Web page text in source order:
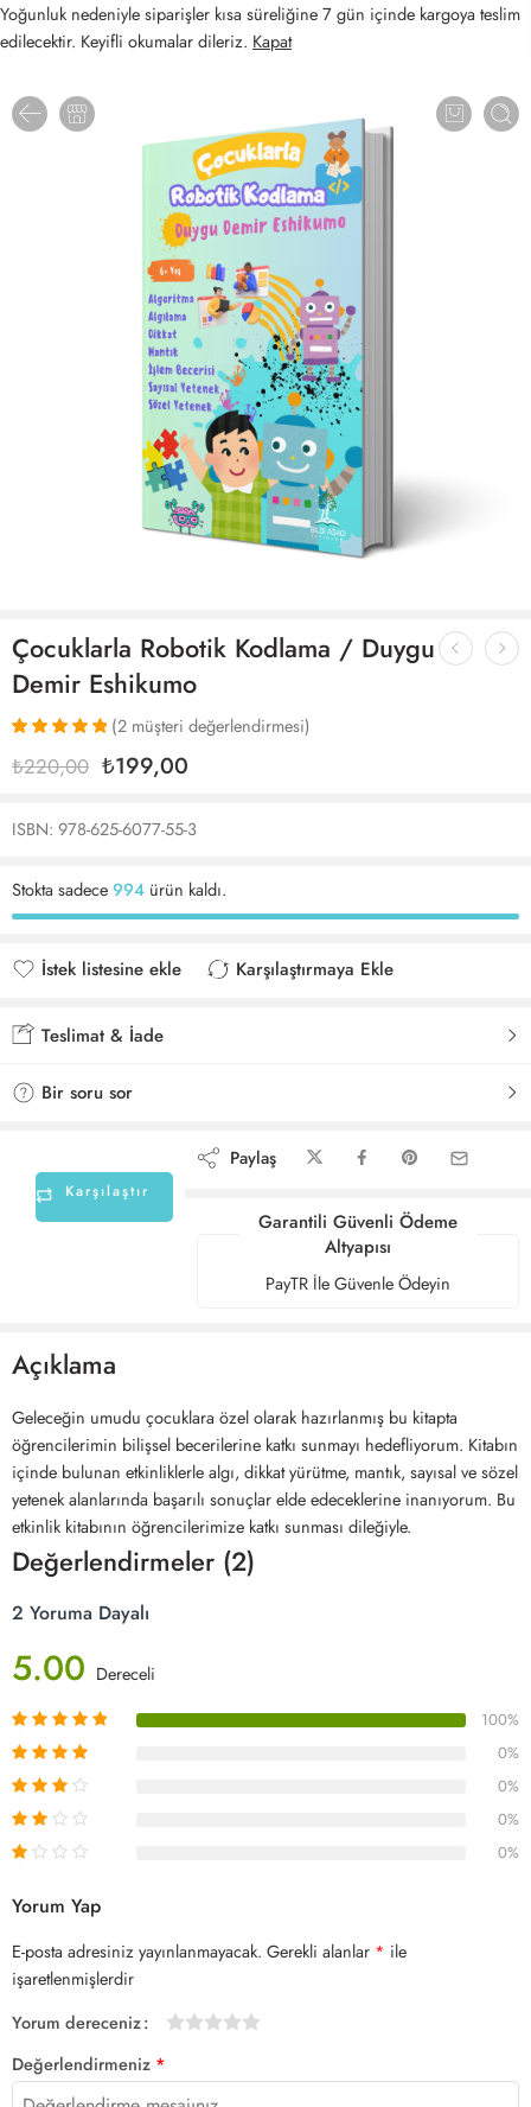
Yoğunluk nedeniyle siparişler kısa süreliğine 7 gün içinde kargoya teslim
edilecektir. Keyifli okumalar dileriz. Kapat
Çocuklarla Robotik Kodlama / Duygu
Demir Eshikumo
puanına
5.00puan
(2müşteri değerlendirmesi)
₺220,00 ₺199,00
ISBN: 978-625-6077-55-3
Stokta sadece994 ürün kaldı.
İstek listesine ekle
Karşılaştırmaya Ekle
Teslimat & İade
Bir soru sor
Karşılaştır
Paylaş
Garantili Güvenli Ödeme
Altyapısı
PayTR İle Güvenle Ödeyin
Açıklama
Geleceğin umudu çocuklara özel olarak hazırlanmış bu kitapta
öğrencilerimin bilişsel becerilerine katkı sunmayı hedefliyorum. Kitabın
içinde bulunan etkinliklerle algı, dikkat yürütme, mantık, sayısal ve sözel
yetenek alanlarında başarılı sonuçlar elde edeceklerine inanıyorum. Bu
etkinlik kitabının öğrencilerimize katkı sunması dileğiyle.
Değerlendirmeler (2)
2 Yoruma Dayalı
5.00 Dereceli
100%
0%
0%
0%
0%
Yorum Yap
E-posta adresiniz yayınlanmayacak. Gerekli alanlar * ile
işaretlenmişlerdir
Yorum dereceniz
Değerlendirmeniz *